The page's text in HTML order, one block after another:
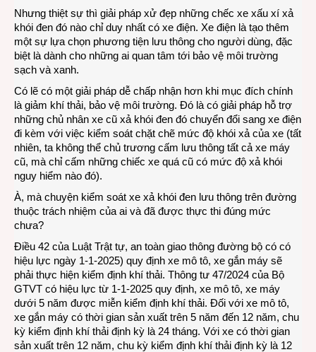
Nhưng thiệt sự thì giải pháp xử đẹp những chếc xe xấu xí xả
khói đen đó nào chỉ duy nhất có xe điện. Xe điện là tạo thêm
một sự lựa chọn phương tiện lưu thông cho người dùng, đặc
biệt là dành cho những ai quan tâm tới bảo vệ môi trường
sạch và xanh.
Có lẽ có một giải pháp dễ chấp nhận hơn khi mục đích chính
là giảm khí thải, bảo vệ môi trường. Đó là có giải pháp hỗ trợ
những chủ nhân xe cũ xả khói đen đó chuyển đổi sang xe điện
đi kèm với việc kiểm soát chặt chẽ mức độ khói xả của xe (tất
nhiên, ta không thể chủ trương cấm lưu thông tất cả xe máy
cũ, mà chỉ cấm những chiếc xe quá cũ có mức độ xả khói
nguy hiểm nào đó).
À, mà chuyện kiểm soát xe xả khói đen lưu thông trên đường
thuộc trách nhiệm của ai và đã được thực thi đúng mức
chưa?
Điều 42 của Luật Trật tự, an toàn giao thông đường bộ có có
hiệu lực ngày 1-1-2025) quy định xe mô tô, xe gắn máy sẽ
phải thực hiện kiểm định khí thải. Thông tư 47/2024 của Bộ
GTVT có hiệu lực từ 1-1-2025 quy định, xe mô tô, xe máy
dưới 5 năm được miễn kiểm định khí thải. Đối với xe mô tô,
xe gắn máy có thời gian sản xuất trên 5 năm đến 12 năm, chu
kỳ kiểm định khí thải định kỳ là 24 tháng. Với xe có thời gian
sản xuất trên 12 năm, chu kỳ kiểm định khí thải định kỳ là 12